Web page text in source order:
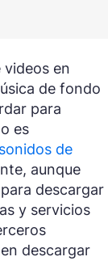
videos en
de fondo
para
es
de
aunque
descargar
y servicios
descargar